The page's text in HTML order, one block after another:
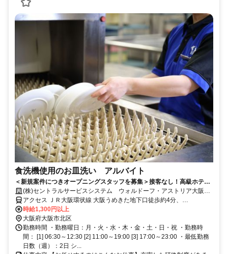
食洗機使用のお皿洗い アルバイト
＜新規案件につきオープニングスタッフを募集＞接客なし！高級ホテル
を裏方で支えるお仕事です◎
(株)セントラルサービスシステム ウォルドーフ・アストリア大阪
【AA423】
アクセス ＪＲ大阪環状線 大阪うめきた地下口徒歩約4分、
OsakaMetro四つ橋線 西梅田5番口徒歩約9分、OsakaMetro御堂筋線
梅田（Osaka5番口徒歩約9分
時給1,300円以上
大阪府大阪市北区
勤務時間 ・勤務曜日：月・火・水・木・金・土・日・祝 ・勤務時
間： [1] 06:30～12:30 [2] 11:00～19:00 [3] 17:00～23:00 ・最低勤務
日数（週）：2日 シ...